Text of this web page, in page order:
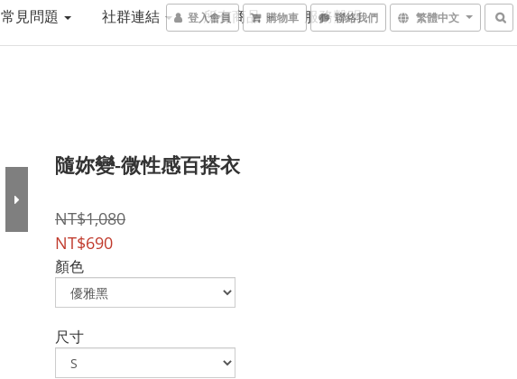
登入會員 購物車 聯絡我們 繁體中文
常見問題 社群連結 所有商品 服務聲明
隨妳變-微性感百搭衣
NT$1,080
NT$690
顏色
尺寸